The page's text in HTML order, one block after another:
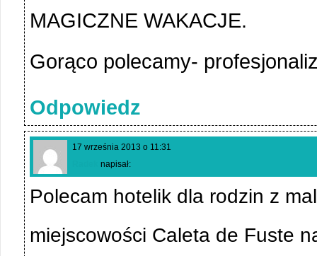
MAGICZNE WAKACJE.
Gorąco polecamy-
Odpowiedz
17 września 2013 o 11:31
napisał:
Polecam hotelik dla rodzin z
miejscowości Caleta de Fuste